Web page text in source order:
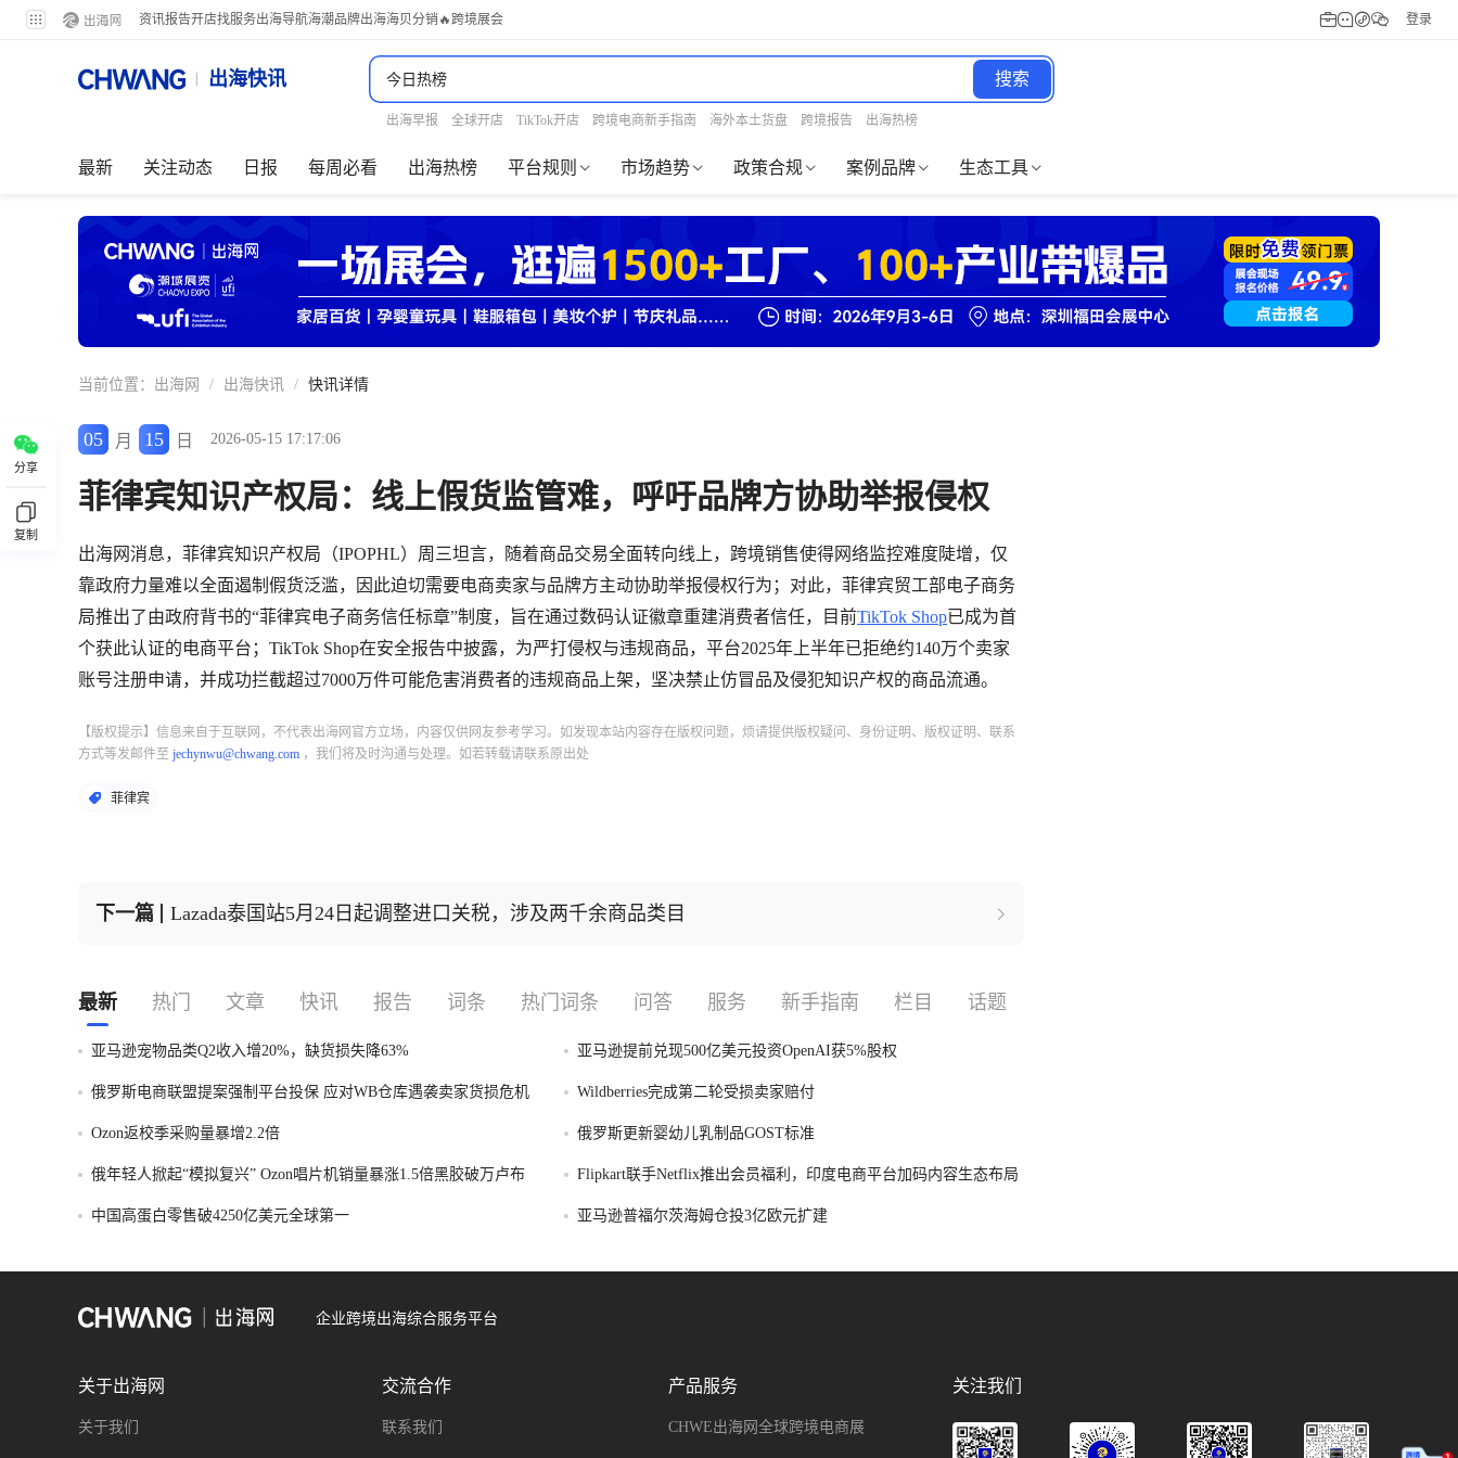
资讯报告开店找服务出海导航海潮品牌出海海贝分销 🔥跨境展会 登录
出海快讯 搜索
出海早报 全球开店 TikTok开店 跨境电商新手指南 海外本土货盘 跨境报告 出海热榜
最新 关注动态 日报 每周必看 出海热榜 平台规则 市场趋势 政策合规 案例品牌 生态工具
当前位置： 出海网 / 出海快讯 / 快讯详情
分享
复制
05 月 15 日 2026-05-15 17:17:06
菲律宾知识产权局：线上假货监管难，呼吁品牌方协助举报侵权
出海网消息，菲律宾知识产权局（IPOPHL）周三坦言，随着商品交易全面转向线上，跨境销售使得网络监控难度陡增，仅
靠政府力量难以全面遏制假货泛滥，因此迫切需要电商卖家与品牌方主动协助举报侵权行为；对此，菲律宾贸工部电子商务
局推出了由政府背书的“菲律宾电子商务信任标章”制度，旨在通过数码认证徽章重建消费者信任，目前TikTok Shop已成为首
个获此认证的电商平台；TikTok Shop在安全报告中披露，为严打侵权与违规商品，平台2025年上半年已拒绝约140万个卖家
账号注册申请，并成功拦截超过7000万件可能危害消费者的违规商品上架，坚决禁止仿冒品及侵犯知识产权的商品流通。
【版权提示】信息来自于互联网，不代表出海网官方立场，内容仅供网友参考学习。如发现本站内容存在版权问题，烦请提供版权疑问、身份证明、版权证明、联系
方式等发邮件至 jechynwu@chwang.com ，我们将及时沟通与处理。如若转载请联系原出处
菲律宾
下一篇 Lazada泰国站5月24日起调整进口关税，涉及两千余商品类目
最新 热门 文章 快讯 报告 词条 热门词条 问答 服务 新手指南 栏目 话题
亚马逊宠物品类Q2收入增20%，缺货损失降63% 亚马逊提前兑现500亿美元投资OpenAI获5%股权
俄罗斯电商联盟提案强制平台投保 应对WB仓库遇袭卖家货损危机 Wildberries完成第二轮受损卖家赔付
Ozon返校季采购量暴增2.2倍 俄罗斯更新婴幼儿乳制品GOST标准
俄年轻人掀起“模拟复兴” Ozon唱片机销量暴涨1.5倍黑胶破万卢布 Flipkart联手Netflix推出会员福利，印度电商平台加码内容生态布局
中国高蛋白零售破4250亿美元全球第一 亚马逊普福尔茨海姆仓投3亿欧元扩建
企业跨境出海综合服务平台
关于出海网
关于我们
交流合作
联系我们
产品服务
CHWE出海网全球跨境电商展
关注我们